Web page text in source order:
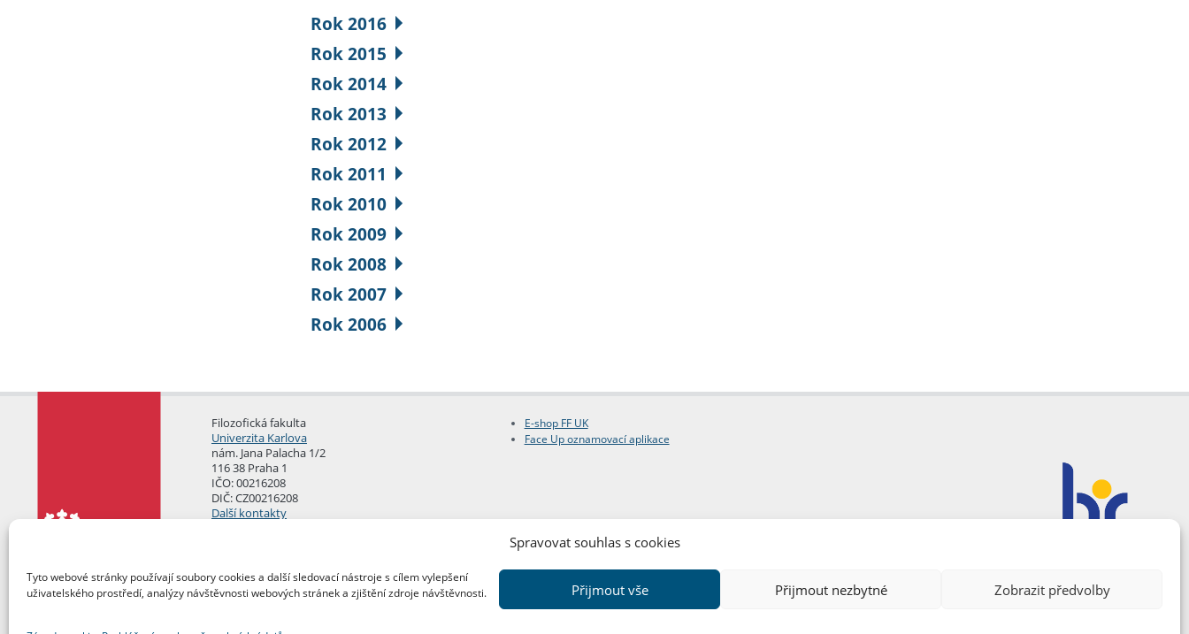
Spravovat souhlas s cookies
Tyto webové stránky používají soubory cookies a další sledovací nástroje s cílem vylepšení
uživatelského prostředí, analýzy návštěvnosti webových stránek a zjištění zdroje návštěvnosti.
Přijmout vše Přijmout nezbytné Zobrazit předvolby
Rok 2016
Rok 2015
Rok 2014
Rok 2013
Rok 2012
Rok 2011
Rok 2010
Rok 2009
Rok 2008
Rok 2007
Rok 2006
Filozofická fakulta
Univerzita Karlova
nám. Jana Palacha 1/2
116 38 Praha 1
IČO: 00216208
DIČ: CZ00216208
Další kontakty
E-shop FF UK
Face Up oznamovací aplikace